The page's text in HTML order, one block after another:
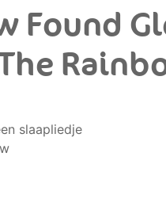
Found
slaapliedje